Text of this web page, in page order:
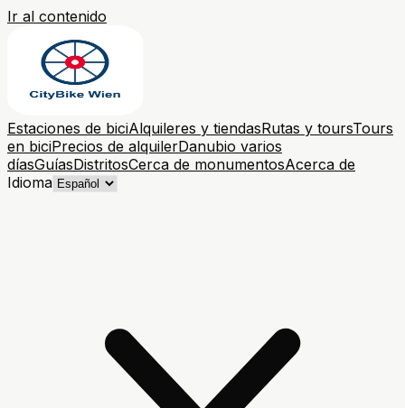
Ir al contenido
Estaciones de biciAlquileres y tiendasRutas y toursTours
en biciPrecios de alquilerDanubio varios
díasGuíasDistritosCerca de monumentosAcerca de
Idioma